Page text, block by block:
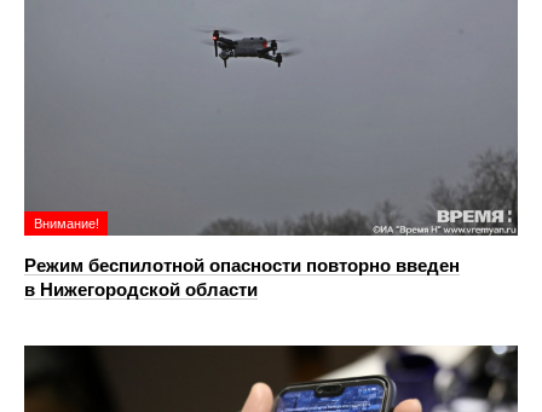
Внимание!
Режим беспилотной опасности повторно введен
в Нижегородской области